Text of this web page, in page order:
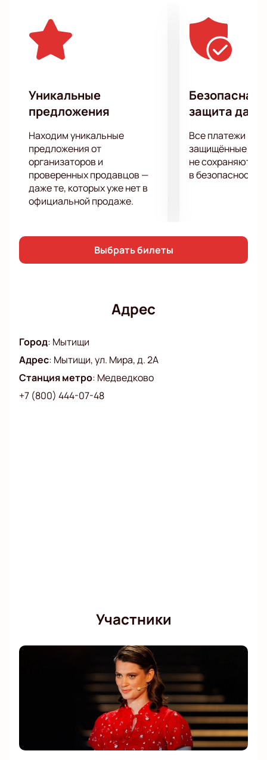
Шоу «Женский стендап» — это возможность
увидеть и услышать настоящих смешных женщин,
которые не боятся говорить правду.
Мероприятие пройдет в ДК «Яуза», которая
городе. Мы гарантируем удобство и безопасность
при покупке билетов на нашем сайте.
Купить
билеты на шоу «Женский стендап»
в ДК
«Яуза» можно прямо сейчас.
Уникальные
предложения
Находим уникальные
предложения от
организаторов и
проверенных продавцов —
даже те, которых уже нет в
официальной продаже.
Безопасная
защита
Все платежи
защищённые
не сохраняются
в безопасности.
Выбрать билеты
Адрес
Город: Мытищи
Адрес: Мытищи, ул. Мира, д. 2А
Станция метро: Медведково
+7 (800) 444-07-48
Участники